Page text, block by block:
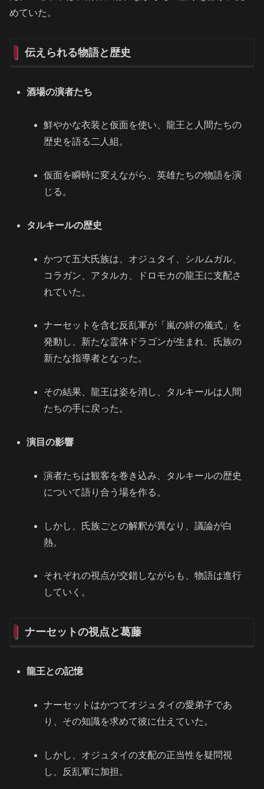
めていた。
伝えられる物語と歴史
酒場の演者たち
鮮やかな衣装と仮面を使い、龍王と人間たちの
歴史を語る二人組。
仮面を瞬時に変えながら、英雄たちの物語を演
じる。
タルキールの歴史
かつて五大氏族は、オジュタイ、シルムガル、
コラガン、アタルカ、ドロモカの龍王に支配さ
れていた。
ナーセットを含む反乱軍が「嵐の絆の儀式」を
発動し、新たな霊体ドラゴンが生まれ、氏族の
新たな指導者となった。
その結果、龍王は姿を消し、タルキールは人間
たちの手に戻った。
演目の影響
演者たちは観客を巻き込み、タルキールの歴史
について語り合う場を作る。
しかし、氏族ごとの解釈が異なり、議論が白
熱。
それぞれの視点が交錯しながらも、物語は進行
していく。
ナーセットの視点と葛藤
龍王との記憶
ナーセットはかつてオジュタイの愛弟子であ
り、その知識を求めて彼に仕えていた。
しかし、オジュタイの支配の正当性を疑問視
し、反乱軍に加担。